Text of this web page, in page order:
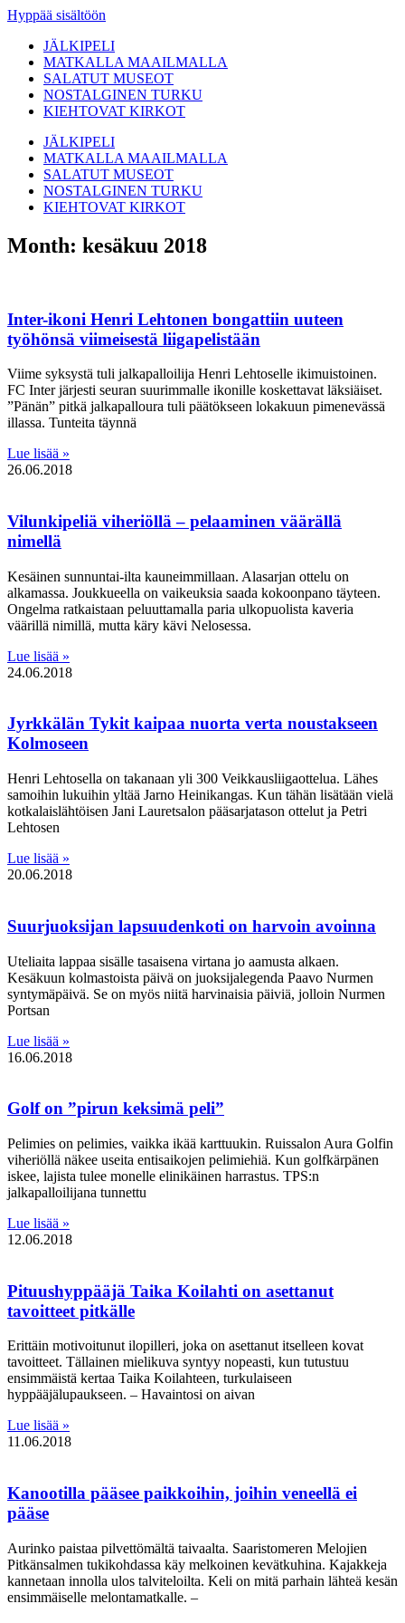
Hyppää sisältöön
JÄLKIPELI
MATKALLA MAAILMALLA
SALATUT MUSEOT
NOSTALGINEN TURKU
KIEHTOVAT KIRKOT
JÄLKIPELI
MATKALLA MAAILMALLA
SALATUT MUSEOT
NOSTALGINEN TURKU
KIEHTOVAT KIRKOT
Month: kesäkuu 2018
Inter-ikoni Henri Lehtonen bongattiin uuteen
työhönsä viimeisestä liigapelistään
Viime syksystä tuli jalkapalloilija Henri Lehtoselle ikimuistoinen.
FC Inter järjesti seuran suurimmalle ikonille koskettavat läksiäiset.
”Pänän” pitkä jalkapalloura tuli päätökseen lokakuun pimenevässä
illassa. Tunteita täynnä
Lue lisää »
26.06.2018
Vilunkipeliä viheriöllä – pelaaminen väärällä
nimellä
Kesäinen sunnuntai-ilta kauneimmillaan. Alasarjan ottelu on
alkamassa. Joukkueella on vaikeuksia saada kokoonpano täyteen.
Ongelma ratkaistaan peluuttamalla paria ulkopuolista kaveria
väärillä nimillä, mutta käry kävi Nelosessa.
Lue lisää »
24.06.2018
Jyrkkälän Tykit kaipaa nuorta verta noustakseen
Kolmoseen
Henri Lehtosella on takanaan yli 300 Veikkausliigaottelua. Lähes
samoihin lukuihin yltää Jarno Heinikangas. Kun tähän lisätään vielä
kotkalaislähtöisen Jani Lauretsalon pääsarjatason ottelut ja Petri
Lehtosen
Lue lisää »
20.06.2018
Suurjuoksijan lapsuudenkoti on harvoin avoinna
Uteliaita lappaa sisälle tasaisena virtana jo aamusta alkaen.
Kesäkuun kolmastoista päivä on juoksijalegenda Paavo Nurmen
syntymäpäivä. Se on myös niitä harvinaisia päiviä, jolloin Nurmen
Portsan
Lue lisää »
16.06.2018
Golf on ”pirun keksimä peli”
Pelimies on pelimies, vaikka ikää karttuukin. Ruissalon Aura Golfin
viheriöllä näkee useita entisaikojen pelimiehiä. Kun golfkärpänen
iskee, lajista tulee monelle elinikäinen harrastus. TPS:n
jalkapalloilijana tunnettu
Lue lisää »
12.06.2018
Pituushyppääjä Taika Koilahti on asettanut
tavoitteet pitkälle
Erittäin motivoitunut ilopilleri, joka on asettanut itselleen kovat
tavoitteet. Tällainen mielikuva syntyy nopeasti, kun tutustuu
ensimmäistä kertaa Taika Koilahteen, turkulaiseen
hyppääjälupaukseen. – Havaintosi on aivan
Lue lisää »
11.06.2018
Kanootilla pääsee paikkoihin, joihin veneellä ei
pääse
Aurinko paistaa pilvettömältä taivaalta. Saaristomeren Melojien
Pitkänsalmen tukikohdassa käy melkoinen kevätkuhina. Kajakkeja
kannetaan innolla ulos talviteloilta. Keli on mitä parhain lähteä kesän
ensimmäiselle melontamatkalle. –